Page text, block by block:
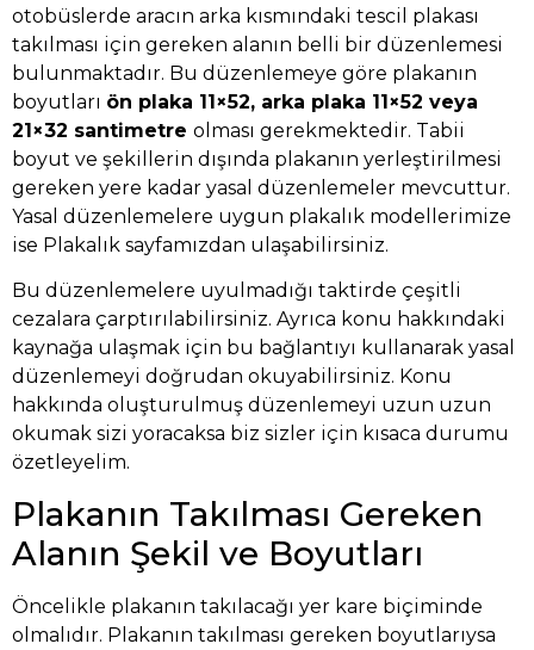
otobüslerde aracın arka kısmındaki tescil plakası
takılması için gereken alanın belli bir düzenlemesi
bulunmaktadır. Bu düzenlemeye göre plakanın
boyutları ön plaka 11×52, arka plaka 11×52 veya
21×32 santimetre olması gerekmektedir. Tabii
boyut ve şekillerin dışında plakanın yerleştirilmesi
gereken yere kadar yasal düzenlemeler mevcuttur.
Yasal düzenlemelere uygun plakalık modellerimize
ise Plakalık sayfamızdan ulaşabilirsiniz.
Bu düzenlemelere uyulmadığı taktirde çeşitli
cezalara çarptırılabilirsiniz. Ayrıca konu hakkındaki
kaynağa ulaşmak için bu bağlantıyı kullanarak yasal
düzenlemeyi doğrudan okuyabilirsiniz. Konu
hakkında oluşturulmuş düzenlemeyi uzun uzun
okumak sizi yoracaksa biz sizler için kısaca durumu
özetleyelim.
Plakanın Takılması Gereken
Alanın Şekil ve Boyutları
Öncelikle plakanın takılacağı yer kare biçiminde
olmalıdır. Plakanın takılması gereken boyutlarıysa